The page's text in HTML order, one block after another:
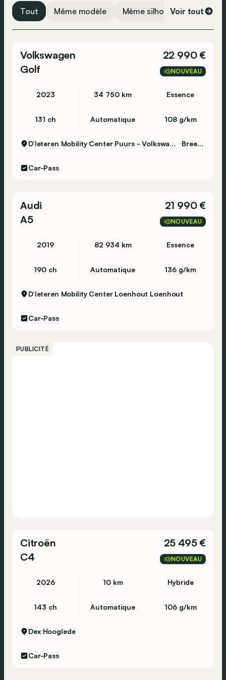
Kit de réparation de pneus d'urgence
ESP
Tout Même modèle Même silhouette Même
Voir tout
Volkswagen
Golf
22 990 €
NOUVEAU
2023 34 750 km Essence
131 ch Automatique 108 g/km
D’Ieteren Mobility Center Puurs - Volkswagen & Commercial Vehicles Breendonk
Car-Pass
Audi
A5
21 990 €
NOUVEAU
2019 82 934 km Essence
190 ch Automatique 136 g/km
D’Ieteren Mobility Center Loenhout Loenhout
Car-Pass
PUBLICITÉ
Citroën
C4
25 495 €
NOUVEAU
2026 10 km Hybride
143 ch Automatique 106 g/km
Dex Hooglede
Car-Pass